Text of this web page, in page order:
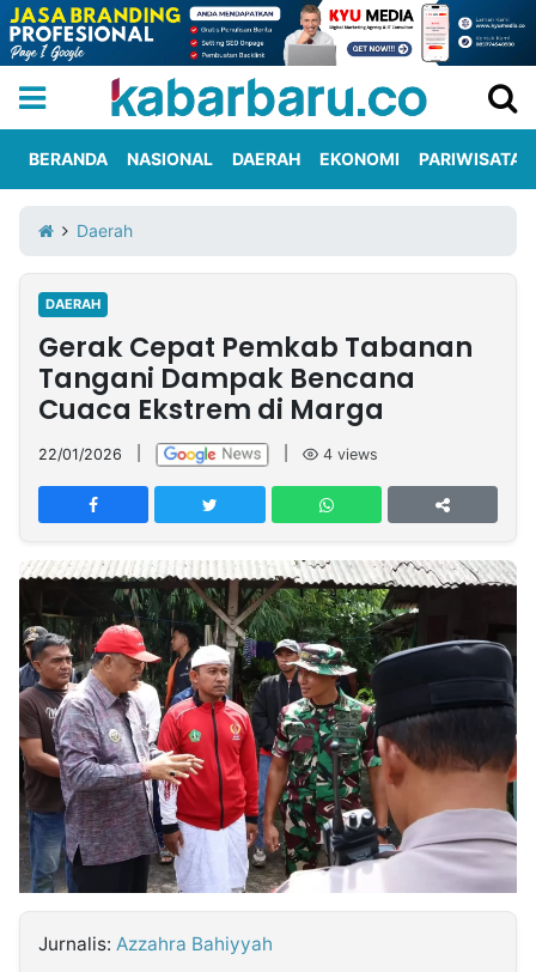
Iklan
Berita
Kami
Nasional
International
Olahraga
Entertainment
Daerah
Pariwisata
Kuliner
Kolom
Network
PT
TREETAN
INDONESIA
Partner
Insight
NTB
Suara
Time
Lens
IDN
Daily
Jogja
Jalan
Rakyat
Idealita
News
Kita
Notice
Dinamikapost.com
Radar
Baru
Seedbacklink
Follow
Kabarbaru
BERANDA NASIONAL DAERAH EKONOMI PARIWISATA
Daerah
DAERAH
Gerak Cepat Pemkab Tabanan
Tangani Dampak Bencana
Cuaca Ekstrem di Marga
22/01/2026 4 views
Jurnalis: Azzahra Bahiyyah